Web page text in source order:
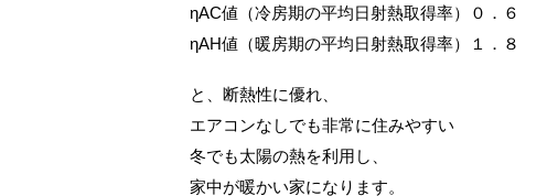
ηAC値（冷房期の平均日射熱取得率）０．６
ηAH値（暖房期の平均日射熱取得率）１．８
と、断熱性に優れ、
エアコンなしでも非常に住みやすい
冬でも太陽の熱を利用し、
家中が暖かい家になります。